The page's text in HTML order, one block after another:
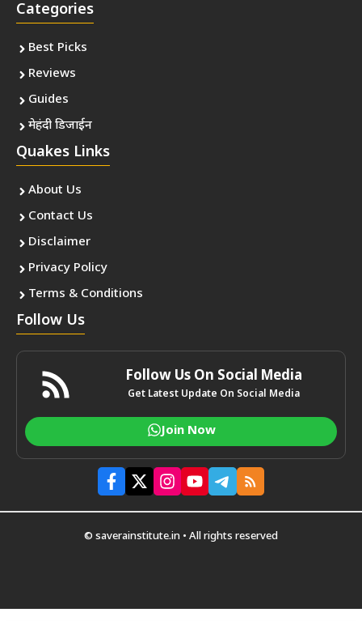
Categories
Best Picks
Reviews
Guides
मेहंदी डिजाईन
Quakes Links
About Us
Contact Us
Disclaimer
Privacy Policy
Terms & Conditions
Follow Us
Follow Us On Social Media
Get Latest Update On Social Media
Join Now
© saverainstitute.in • All rights reserved